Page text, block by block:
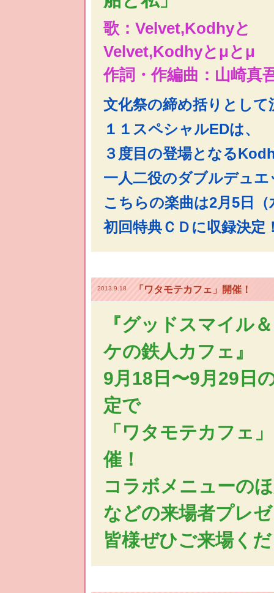
歌：Velvet,Kodhyと
Velvet,Kodhyとμとμ
作詞・作編曲：山崎真
文化祭の締め括りとして
１１スペシャルEDは、
３度目の登場となる
一人二役のダブルデュエ
こちらの楽曲は2月5日
初回特典ＣＤに収録決
2013.9.18 「ワタモテカフェ」開催！
『グッドスマイル
ケの鉄人カフェ』
9月18日〜9月29日
定で
「ワタモテカフェ
催！
コラボメニューの
などの来場者プレ
皆様ぜひご来場く